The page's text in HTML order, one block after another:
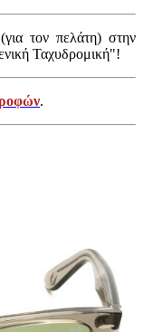
τον πελάτη) στην
Ταχυδρομική"!
.